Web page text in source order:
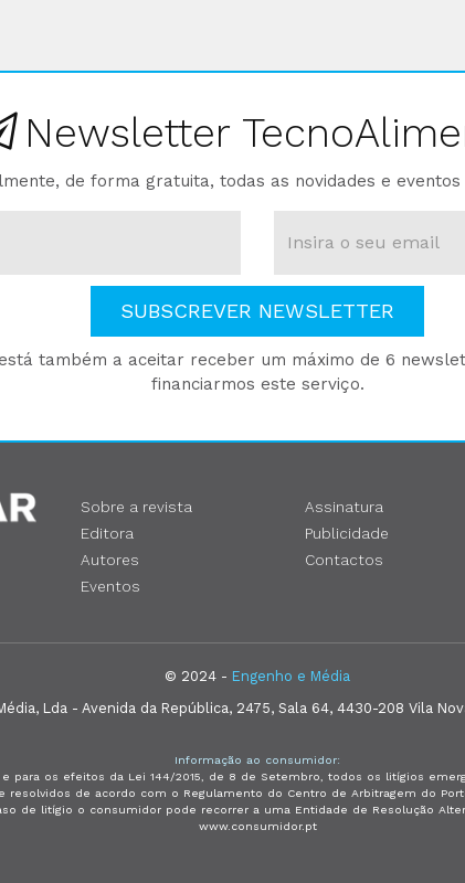
Newsletter
de forma gratuita, todas as novidades e
SUBSCREVER NEWSLETTER
também a aceitar receber um máximo de 6
financiarmos este serviço.
Sobre a revista
Editora
Autores
Eventos
Assinatura
Publicidade
Contactos
© 2024 - Engenho e Média
Lda - Avenida da República, 2475, Sala 64, 4430-208 Vila
Informação ao consumidor:
para os efeitos da Lei 144/2015, de 8 de Setembro, todos os litígios
de acordo com o Regulamento do Centro de Arbitragem do
de litígio o consumidor pode recorrer a uma Entidade de Resolução
www.consumidor.pt